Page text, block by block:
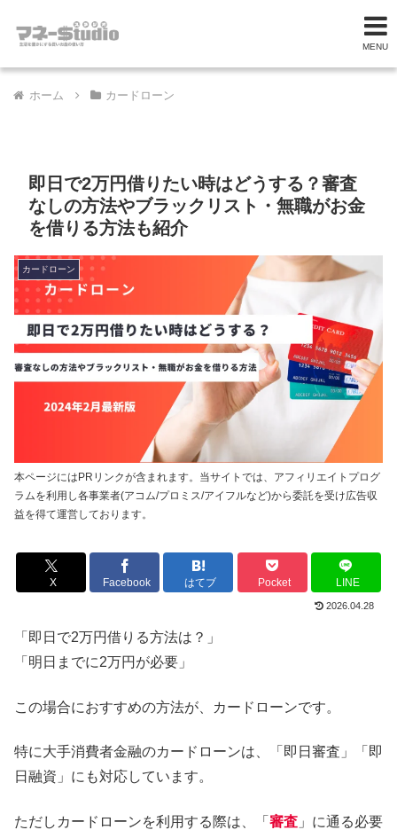
MENU
ホーム カードローン
即日で2万円借りたい時はどうする？審査
なしの方法やブラックリスト・無職がお金
を借りる方法も紹介
本ページにはPRリンクが含まれます。当サイトでは、アフィリエイトプログ
ラムを利用し各事業者(アコム/プロミス/アイフルなど)から委託を受け広告収
益を得て運営しております。
カードローン
X Facebook はてブ Pocket LINE
2026.04.28
「即日で2万円借りる方法は？」
「明日までに2万円が必要」
この場合におすすめの方法が、カードローンです。
特に大手消費者金融のカードローンは、「即日審査」「即
日融資」にも対応しています。
ただしカードローンを利用する際は、「 審査 」に通る必要